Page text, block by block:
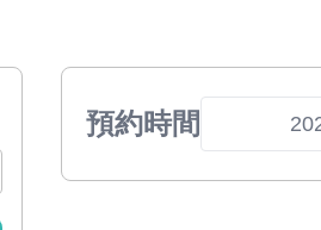
預約時間